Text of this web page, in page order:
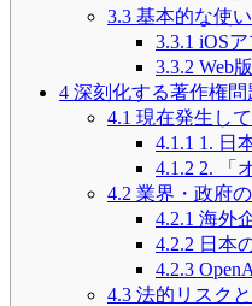
3.3 基本的な使
3.3.1 iOS
3.3.2 Web
4 深刻化する著作権問
4.1 現在発生し
4.1.1 1. 日
4.1.2 2. 「
4.2 業界・政府
4.2.1 海外
4.2.2 日本
4.2.3
4.3 法的リスク